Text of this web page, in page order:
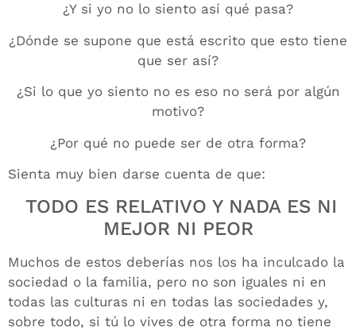
¿Y si yo no lo siento así qué pasa?
¿Dónde se supone que está escrito que esto tiene
que ser así?
¿Si lo que yo siento no es eso no será por algún
motivo?
¿Por qué no puede ser de otra forma?
Sienta muy bien darse cuenta de que:
TODO ES RELATIVO Y NADA ES NI
MEJOR NI PEOR
Muchos de estos deberías nos los ha inculcado la
sociedad o la familia, pero no son iguales ni en
todas las culturas ni en todas las sociedades y,
sobre todo, si tú lo vives de otra forma no tiene